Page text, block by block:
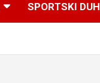
SPORTSKI DUH